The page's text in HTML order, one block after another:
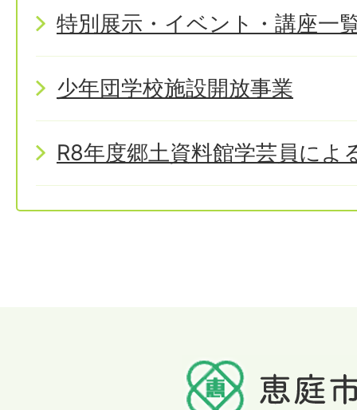
特別展示・イベント・講座一
少年団学校施設開放事業
R8年度郷土資料館学芸員によ